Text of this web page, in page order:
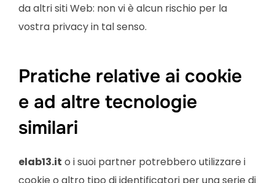
da altri siti Web: non vi è alcun rischio per la
vostra privacy in tal senso.
Pratiche relative ai cookie
e ad altre tecnologie
similari
elab13.it o i suoi partner potrebbero utilizzare i
cookie o altro tipo di identificatori per una serie di